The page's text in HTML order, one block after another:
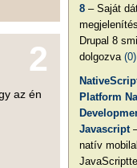
2
az én
8 – Saját
Drupal 8
dolgozva(0)
Platform
Javascript
natív